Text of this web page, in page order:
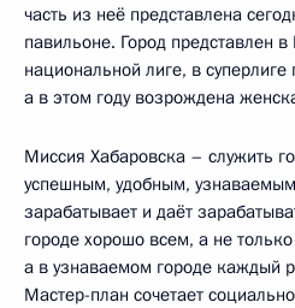
часть из неё представлена
павильоне. Город представлен
национальной лиге, в
а в этом году возрождена
Миссия Хабаровска – служить
успешным, удобным,
зарабатывает и даёт
городе хорошо всем, а не
а в узнаваемом городе каждый
Мастер-план сочетает